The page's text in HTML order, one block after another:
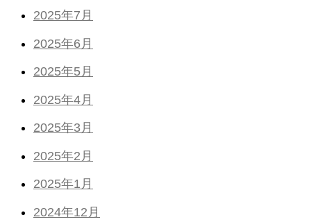
2025年7月
2025年6月
2025年5月
2025年4月
2025年3月
2025年2月
2025年1月
2024年12月